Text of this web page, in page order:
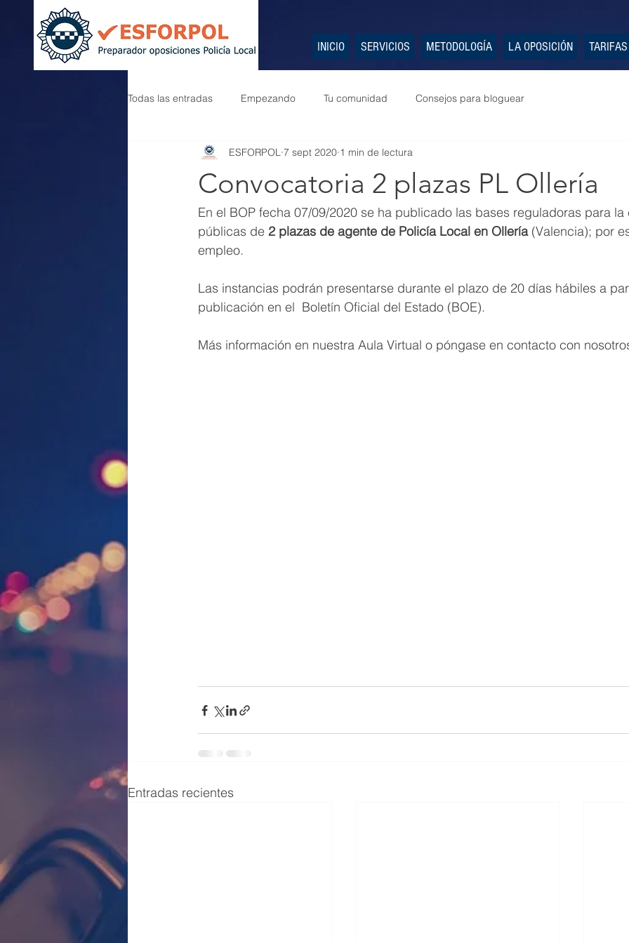
INICIO SERVICIOS METODOLOGÍA LA OPOSICIÓN TARIFAS
Todas las entradas Empezando Tu comunidad Consejos para bloguear
Convocatoria 2 plazas PL Ollería
ESFORPOL 7 sept 2020 1 min de lectura
En el BOP fecha 07/09/2020 se ha publicado las bases reguladoras para
públicas de 2 plazas de agente de Policía Local en Ollería (Valencia); por
empleo.
Las instancias podrán presentarse durante el plazo de 20 días hábiles a
publicación en el  Boletín Oficial del Estado (BOE).
Más información en nuestra Aula Virtual o póngase en contacto con
Entradas recientes